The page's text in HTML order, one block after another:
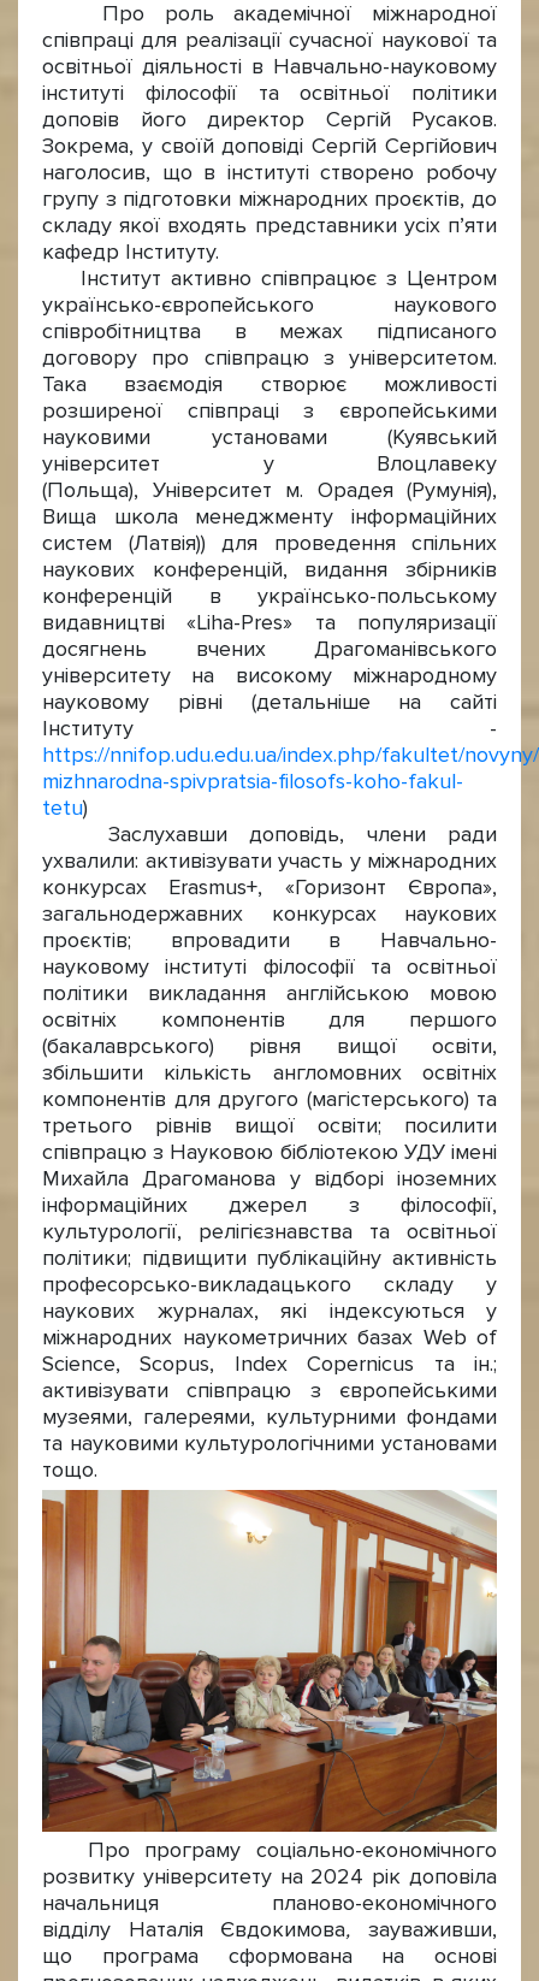
Про роль академічної міжнародної
співпраці для реалізації сучасної наукової та
освітньої діяльності в Навчально-науковому
інституті філософії та освітньої політики
доповів його директор Сергій Русаков.
Зокрема, у своїй доповіді Сергій Сергійович
наголосив, що в інституті створено робочу
групу з підготовки міжнародних проєктів, до
складу якої входять представники усіх п’яти
кафедр Інституту.
Інститут активно співпрацює з Центром
українсько-європейського наукового
співробітництва в межах підписаного
договору про співпрацю з університетом.
Така взаємодія створює можливості
розширеної співпраці з європейськими
науковими установами (Куявський
університет у Влоцлавеку
(Польща), Університет м. Орадея (Румунія),
Вища школа менеджменту інформаційних
систем (Латвія)) для проведення спільних
наукових конференцій, видання збірників
конференцій в українсько-польському
видавництві «Liha-Pres» та популяризації
досягнень вчених Драгоманівського
університету на високому міжнародному
науковому рівні (детальніше на сайті
Інституту -
https://nnifop.udu.edu.ua/index.php/fakultet/
mizhnarodna-spivpratsia-filosofs-koho-fakul-
tetu)
Заслухавши доповідь, члени ради
ухвалили: активізувати участь у міжнародних
конкурсах Erasmus+, «Горизонт Європа»,
загальнодержавних конкурсах наукових
проєктів; впровадити в Навчально-
науковому інституті філософії та освітньої
політики викладання англійською мовою
освітніх компонентів для першого
(бакалаврського) рівня вищої освіти,
збільшити кількість англомовних освітніх
компонентів для другого (магістерського) та
третього рівнів вищої освіти; посилити
співпрацю з Науковою бібліотекою УДУ імені
Михайла Драгоманова у відборі іноземних
інформаційних джерел з філософії,
культурології, релігієзнавства та освітньої
політики; підвищити публікаційну активність
професорсько-викладацького складу у
наукових журналах, які індексуються у
міжнародних наукометричних базах Web of
Science, Scopus, Index Copernicus та ін.;
активізувати співпрацю з європейськими
музеями, галереями, культурними фондами
та науковими культурологічними установами
тощо.
Про програму соціально-економічного
розвитку університету на 2024 рік доповіла
начальниця планово-економічного
відділу Наталія Євдокимова,зауваживши,
що
програма сформована на основі